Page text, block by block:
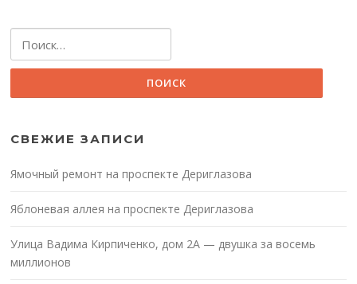
СВЕЖИЕ ЗАПИСИ
Ямочный ремонт на проспекте Дериглазова
Яблоневая аллея на проспекте Дериглазова
Улица Вадима Кирпиченко, дом 2А — двушка за восемь
миллионов